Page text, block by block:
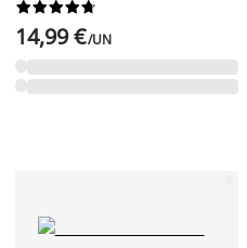






14,99 €/UN